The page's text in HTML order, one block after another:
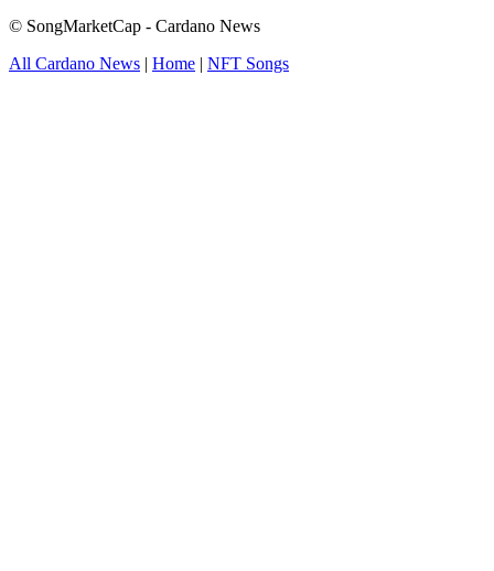
© SongMarketCap - Cardano News
All Cardano News | Home | NFT Songs